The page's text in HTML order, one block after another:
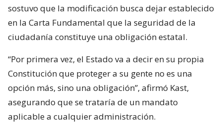
sostuvo que la modificación busca dejar establecido
en la Carta Fundamental que la seguridad de la
ciudadanía constituye una obligación estatal.
“Por primera vez, el Estado va a decir en su propia
Constitución que proteger a su gente no es una
opción más, sino una obligación”, afirmó Kast,
asegurando que se trataría de un mandato
aplicable a cualquier administración.